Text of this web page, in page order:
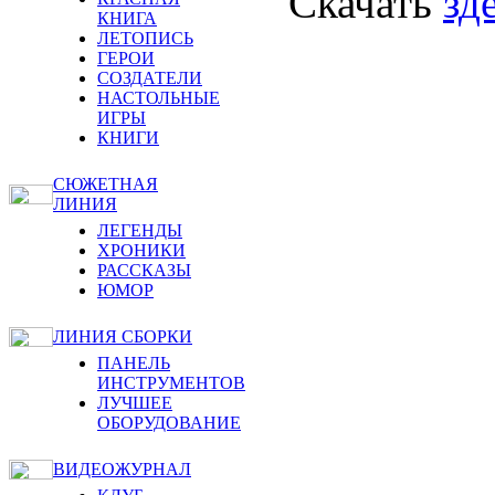
КНИГА
ЛЕТОПИСЬ
ГЕРОИ
СОЗДАТЕЛИ
НАСТОЛЬНЫЕ
ИГРЫ
КНИГИ
СЮЖЕТНАЯ
ЛИНИЯ
ЛЕГЕНДЫ
ХРОНИКИ
РАССКАЗЫ
ЮМОР
ЛИНИЯ СБОРКИ
ПАНЕЛЬ
ИНСТРУМЕНТОВ
ЛУЧШЕЕ
ОБОРУДОВАНИЕ
ВИДЕОЖУРНАЛ